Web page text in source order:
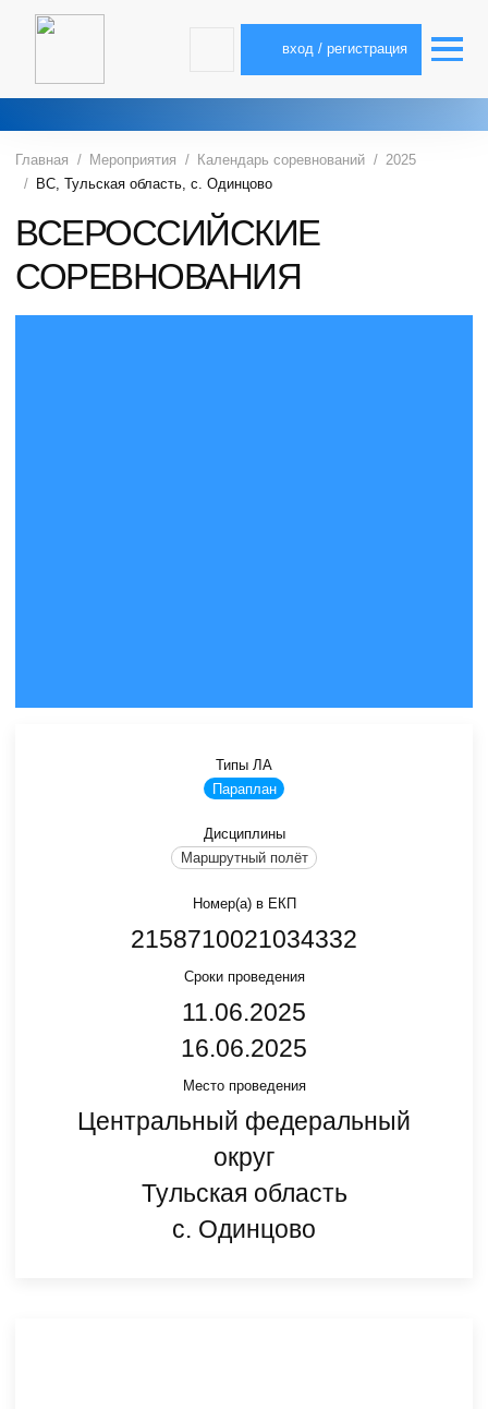
вход / регистрация
Главная Мероприятия Календарь соревнований
2025
ВС, Тульская область, с. Одинцово
ВСЕРОССИЙСКИЕ
СОРЕВНОВАНИЯ
Типы ЛА
Параплан
Дисциплины
Маршрутный полёт
Номер(а) в ЕКП
2158710021034332
Сроки проведения
11.06.2025
16.06.2025
Место проведения
Центральный федеральный
округ
Тульская область
с. Одинцово